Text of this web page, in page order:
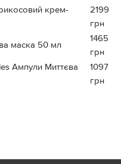
крем-
2199
грн
маска 50 мл
1465
грн
Ампули Миттєва
1097
грн